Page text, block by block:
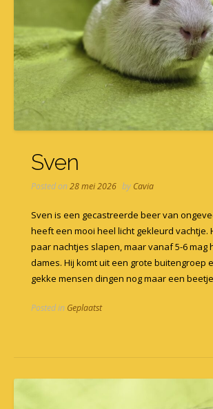
Sven
Posted on28 mei 2026 by Cavia
Sven is een gecastreerde beer van
heeft een mooi heel licht gekleurd vachtje.
paar nachtjes slapen, maar vanaf 5-6 mag
dames. Hij komt uit een grote buitengroep
gekke mensen dingen nog maar een
Posted in Geplaatst